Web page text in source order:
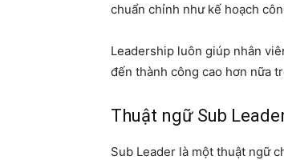
chuẩn chỉnh như kế hoạch
Leadership luôn giúp nhân
đến thành công cao hơn nữa
Thuật ngữ Sub
Sub Leader là một thuật ngữ